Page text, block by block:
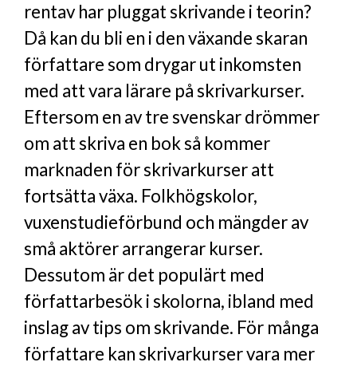
rentav har pluggat skrivande i teorin?
Då kan du bli en i den växande skaran
författare som drygar ut inkomsten
med att vara lärare på skrivarkurser.
Eftersom en av tre svenskar drömmer
om att skriva en bok så kommer
marknaden för skrivarkurser att
fortsätta växa. Folkhögskolor,
vuxenstudieförbund och mängder av
små aktörer arrangerar kurser.
Dessutom är det populärt med
författarbesök i skolorna, ibland med
inslag av tips om skrivande. För många
författare kan skrivarkurser vara mer